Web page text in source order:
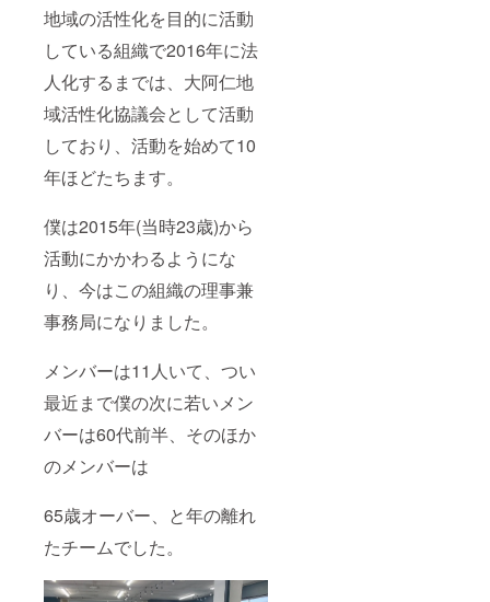
地域の活性化を目的に活動
している組織で2016年に法
人化するまでは、大阿仁地
域活性化協議会として活動
しており、活動を始めて10
年ほどたちます。
僕は2015年(当時23歳)から
活動にかかわるようにな
り、今はこの組織の理事兼
事務局になりました。
メンバーは11人いて、つい
最近まで僕の次に若いメン
バーは60代前半、そのほか
のメンバーは
65歳オーバー、と年の離れ
たチームでした。